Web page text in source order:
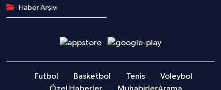
Haber Arşivi
Futbol Basketbol Tenis
Voleybol